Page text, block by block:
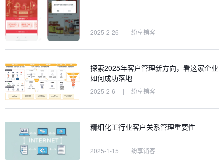
2025-2-26 | 纷享销客
探索2025年客户管理新方向，看这家企业
如何成功落地
2025-2-6 | 纷享销客
精细化工行业客户关系管理重要性
2025-1-15 | 纷享销客